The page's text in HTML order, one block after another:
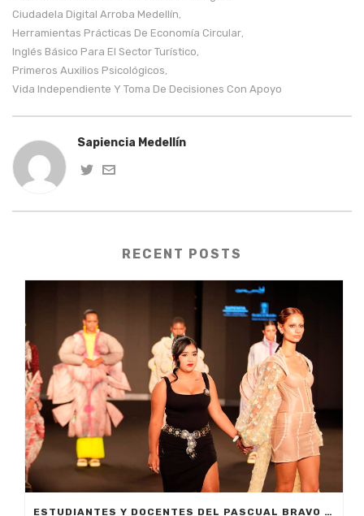
Ciudadela Digital Arroba Medellín,
Herramientas Prácticas De Economía Circular,
Inglés Básico Para El Sector Turístico,
Primeros Auxilios Psicológicos,
Vida Independiente Y Toma De Decisiones Con Apoyo
Sapiencia Medellín
RECENT POSTS
ESTUDIANTES Y DOCENTES DEL PASCUAL BRAVO DE MEDELLÍN FOMENTAN LA INVESTIGACIÓN Y LA INNOVACIÓN EN LAS PASARELAS DE COLOMBIAMODA